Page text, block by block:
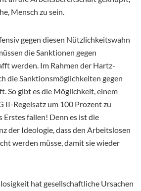
Mensch zu sein.
gegen diesen Nützlichkeitswahn
die Sanktionen gegen
werden. Im Rahmen der Hartz-
die Sanktionsmöglichkeiten gegen
So gibt es die Möglichkeit, einem
II-Regelsatz um 100 Prozent zu
Erstes fallen! Denn es ist die
der Ideologie, dass den Arbeitslosen
werden müsse, damit sie wieder
hat gesellschaftliche Ursachen